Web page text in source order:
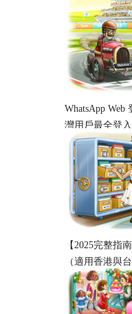
使用指南
WhatsApp Web
灣用戶最全登
新）
【2025完整指
（適用香港與
與工作協作必